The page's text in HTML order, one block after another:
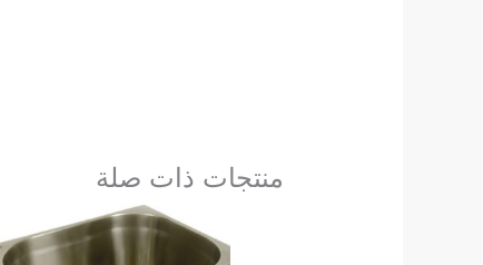
منتجات ذات صلة